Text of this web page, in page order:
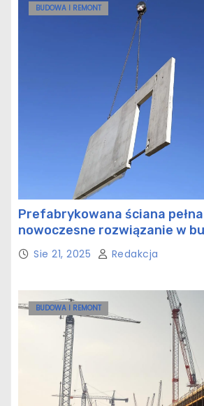
BUDOWA I REMONT
Prefabrykowana ściana
nowoczesne rozwiązanie w
Sie 21, 2025 Redakcja
BUDOWA I REMONT